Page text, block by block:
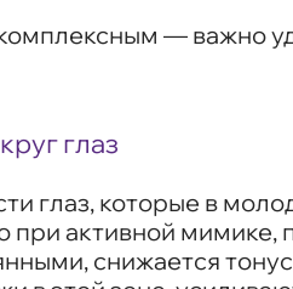
— важно
глаз
глаз, которые в
при активной мимике,
снижается тонус